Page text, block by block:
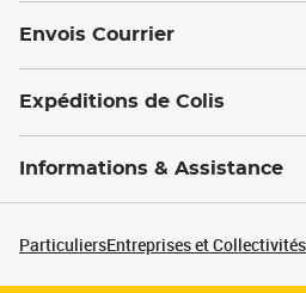
Envois Courrier
Expéditions de Colis
Informations & Assistance
ParticuliersEntreprises et Collectivités